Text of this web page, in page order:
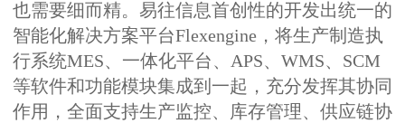
也需要细而精。易往信息首创性的开发出统一的
智能化解决方案平台Flexengine，将生产制造执
行系统MES、一体化平台、APS、WMS、SCM
等软件和功能模块集成到一起，充分发挥其协同
作用，全面支持生产监控、库存管理、供应链协